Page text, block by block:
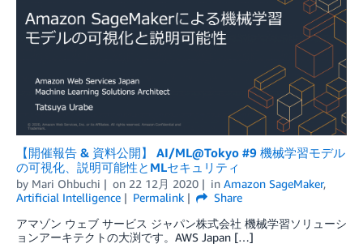
【開催報告 & 資料公開】 AI/ML@Tokyo #9 機械学習モデル
の可視化、説明可能性とMLセキュリティ
by Mari Ohbuchi on 22 12月 2020 in Amazon SageMaker,
Artificial Intelligence
Permalink
Share
アマゾン ウェブ サービス ジャパン株式会社 機械学習ソリューシ
ョンアーキテクトの大渕です。AWS Japan […]